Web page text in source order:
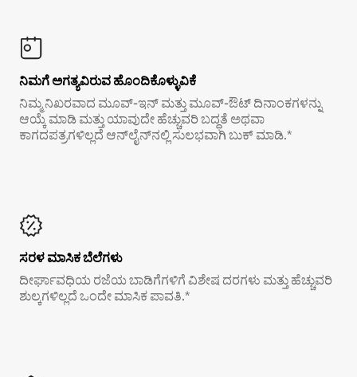
ನಿಮಗೆ ಅಗತ್ಯವಿರುವ ಹೊಂದಿಕೊಳ್ಳುವಿಕೆ
ನಿಮ್ಮ ನಿಖರವಾದ ಮೂವ್-ಇನ್ ಮತ್ತು ಮೂವ್-ಔಟ್ ದಿನಾಂಕಗಳನ್ನು
ಆಯ್ಕೆ ಮಾಡಿ ಮತ್ತು ಯಾವುದೇ ಹೆಚ್ಚುವರಿ ಬದ್ಧತೆ ಅಥವಾ
ಕಾಗದಪತ್ರಗಳಿಲ್ಲದೆ ಆನ್‌ಲೈನ್‌ನಲ್ಲಿ ಸುಲಭವಾಗಿ ಬುಕ್ ಮಾಡಿ.*
ಸರಳ ಮಾಸಿಕ ಬೆಲೆಗಳು
ದೀರ್ಘಾವಧಿಯ ರಜೆಯ ಬಾಡಿಗೆಗಳಿಗೆ ವಿಶೇಷ ದರಗಳು ಮತ್ತು ಹೆಚ್ಚುವರಿ
ಶುಲ್ಕಗಳಿಲ್ಲದೆ ಒಂದೇ ಮಾಸಿಕ ಪಾವತಿ.*